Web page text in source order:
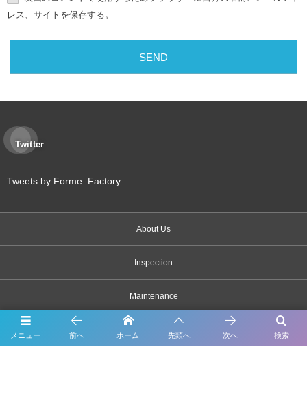
レス、サイトを保存する。
Twitter
Tweets by Forme_Factory
About Us
Inspection
Maintenance
メニュー 検索
前へ ホーム 先頭へ 次へ